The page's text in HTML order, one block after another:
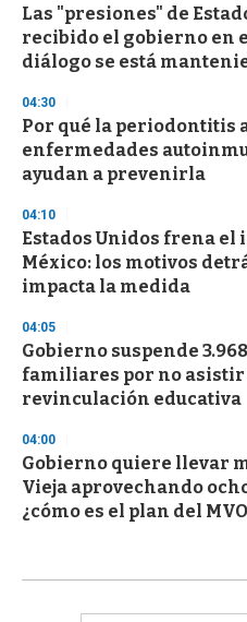
Las "presiones" de
recibido el gobierno en
diálogo se está
04:30
Por qué la periodontitis
enfermedades
ayudan a prevenirla
04:10
Estados Unidos frena el
México: los motivos
impacta la medida
04:05
Gobierno suspende
familiares por no asistir
revinculación educativa
04:00
Gobierno quiere llevar
Vieja aprovechando
¿cómo es el plan del